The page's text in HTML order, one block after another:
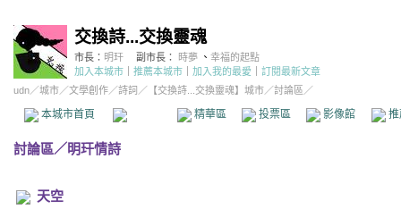
交換詩...交換靈魂
市長： 明玕 副市長： 時夢 、 幸福的起點
加入本城市
推薦本城市 加入我的最愛
訂閱最新文章
udn／城市／文學創作／詩詞 ／ 【交換詩...交換靈魂】城市／討論區／
本城市首頁 精華區 投票區 影像館
討論區／明玕情詩
天空